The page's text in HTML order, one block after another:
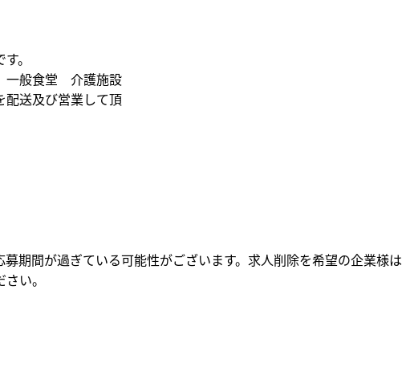
。
一般食堂 介護施設
配送及び営業して頂
期間が過ぎている可能性がございます。求人削除を希望の企業様は
い。